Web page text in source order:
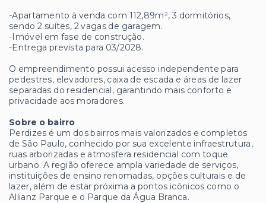
-Apartamento à venda com 112,89m², 3 dormitórios,
sendo 2 suítes, 2 vagas de garagem.
-Imóvel em fase de construção.
-Entrega prevista para 03/2028.
O empreendimento possui acesso independente para
pedestres, elevadores, caixa de escada e áreas de lazer
separadas do residencial, garantindo mais conforto e
privacidade aos moradores.
Sobre o bairro
Perdizes é um dos bairros mais valorizados e completos
de São Paulo, conhecido por sua excelente infraestrutura,
ruas arborizadas e atmosfera residencial com toque
urbano. A região oferece ampla variedade de serviços,
instituições de ensino renomadas, opções culturais e de
lazer, além de estar próxima a pontos icônicos como o
Allianz Parque e o Parque da Água Branca.